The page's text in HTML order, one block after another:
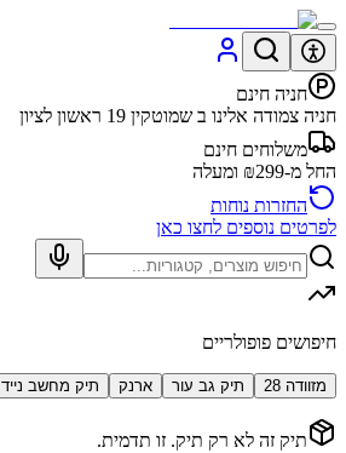
חניה חינם
חניה צמודה אלינו ב שמוטקין 19 ראשון לציון
משלוחים חינם
החל מ-₪299 ומעלה
החזרות נוחות
לפרטים נוספים לחצו כאן
חיפושים פופולריים
מזוודה 28 תיק גב עור ארנק תיק מחשב נייד
תיק זה לא רק תיק. זו תדמית.